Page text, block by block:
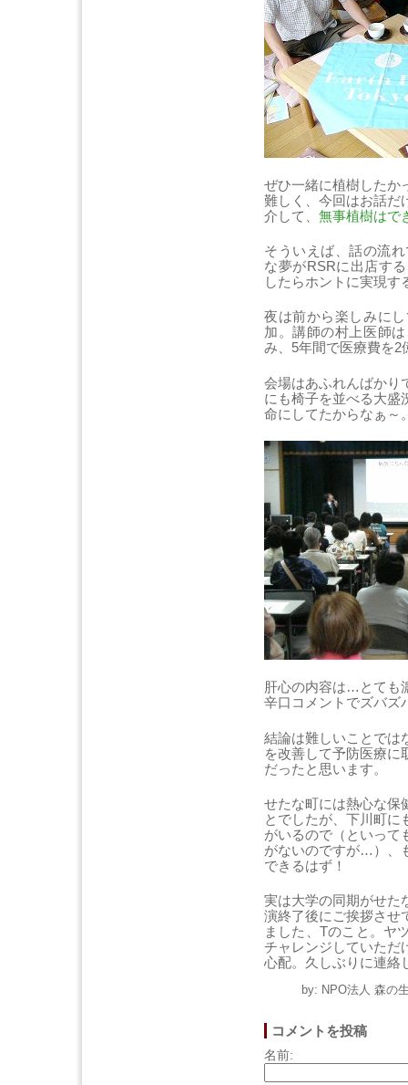
ぜひ一緒に植樹したか
難しく、今回はお話だ
介して、 無事植樹はで
そういえば、話の流
な夢がRSRに出店す
したらホントに実現す
夜は前から楽しみに
加。講師の村上医師
み、5年間で医療費を2
会場はあふれんばかり
にも椅子を並べる大盛
命にしてたからなぁ～
肝心の内容は…とても
辛口コメントでズバズ
結論は難しいことでは
を改善して予防医療に
だったと思います。
せたな町には熱心な保
とでしたが、下川町に
がいるので（といって
がないのですが…）、
できるはず！
実は大学の同期がせた
演終了後にご挨拶させ
ました、Tのこと。ヤ
チャレンジしていただ
心配。久しぶりに連絡
by: NPO法人 森の
コメントを投稿
名前: